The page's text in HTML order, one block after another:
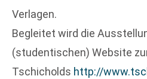
Verlagen.
Begleitet wird die
(studentischen) Website
Tschicholds http://